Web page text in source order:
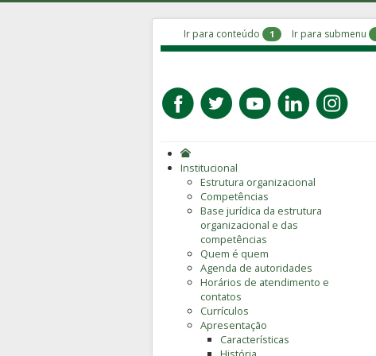
Ir para conteúdo 1 Ir para submenu
Institucional
Estrutura organizacional
Competências
Base jurídica da estrutura
organizacional e das
competências
Quem é quem
Agenda de autoridades
Horários de atendimento e
contatos
Currículos
Apresentação
Características